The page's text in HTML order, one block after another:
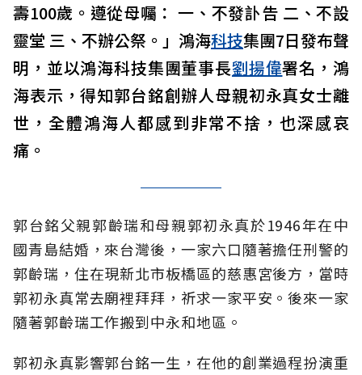
壽100歲。遵從母囑： 一、不發訃告 二、不設
靈堂 三、不辦公祭。」鴻海科技集團7日發布聲
明，並以鴻海科技集團董事長劉揚偉署名，鴻
海表示，得知郭台銘創辦人母親初永真女士離
世，全體鴻海人都感到非常不捨，也深感哀
痛。
郭台銘父親郭齡瑞和母親郭初永真於1946年在中
國青島結婚，來台灣後，一家六口隨著擔任刑警的
郭齡瑞，住在現新北市板橋區的慈惠宮後方，當時
郭初永真常去廟裡拜拜，祈求一家平安。後來一家
隨著郭齡瑞工作搬到中永和地區。
郭初永真影響郭台銘一生，在他的創業過程扮演重